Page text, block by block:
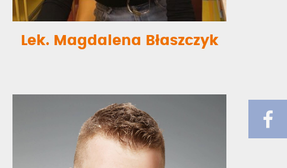
Lek. Magdalena Błaszczyk